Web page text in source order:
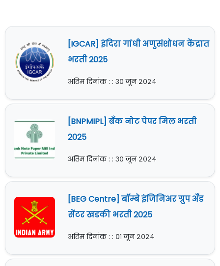
[IGCAR] इंदिरा गांधी अणुसंशोधन केंद्रात
भरती 2025
अंतिम दिनांक : : ३० जून २०२४
[BNPMIPL] बँक नोट पेपर मिल भरती
2025
अंतिम दिनांक : : ३० जून २०२४
[BEG Centre] बॉम्बे इंजिनिअर ग्रुप अँड
सेंटर खडकी भरती 2025
अंतिम दिनांक : : ०१ जून २०२४